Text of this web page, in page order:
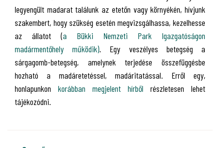
legyengült madarat találunk az etetőn vagy környékén, hívjunk
szakembert, hogy szükség esetén megvizsgálhassa, kezelhesse
az állatot (a Bükki Nemzeti Park Igazgatóságon
madármentőhely működik). Egy veszélyes betegség a
sárgagomb-betegség, amelynek terjedése összefüggésbe
hozható a madáretetéssel, madáritatással. Erről egy,
honlapunkon korábban megjelent hírből részletesen lehet
tájékozódni.